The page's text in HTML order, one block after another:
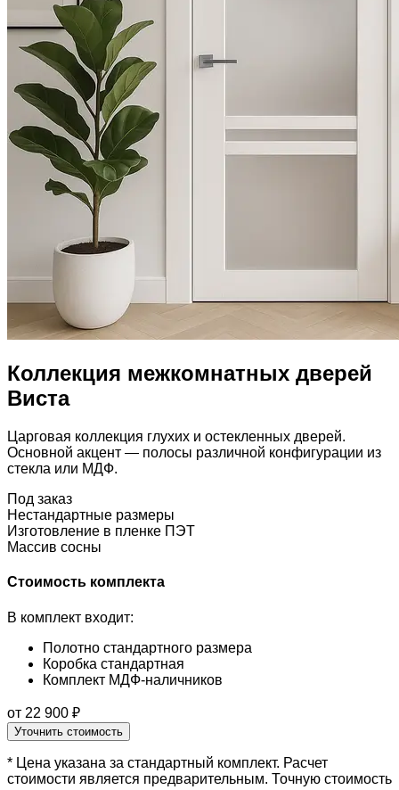
Коллекция межкомнатных дверей
Виста
Царговая коллекция глухих и остекленных дверей.
Основной акцент — полосы различной конфигурации из
стекла или МДФ.
Под заказ
Нестандартные размеры
Изготовление в пленке ПЭТ
Массив сосны
Стоимость комплекта
В комплект входит:
Полотно стандартного размера
Коробка стандартная
Комплект МДФ-наличников
от 22 900 ₽
Уточнить стоимость
* Цена указана за стандартный комплект. Расчет
стоимости является предварительным. Точную стоимость